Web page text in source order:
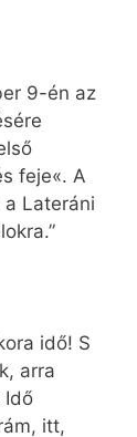
9-én az
feje«. A
Lateráni
idő! S
arra
Idő
itt,